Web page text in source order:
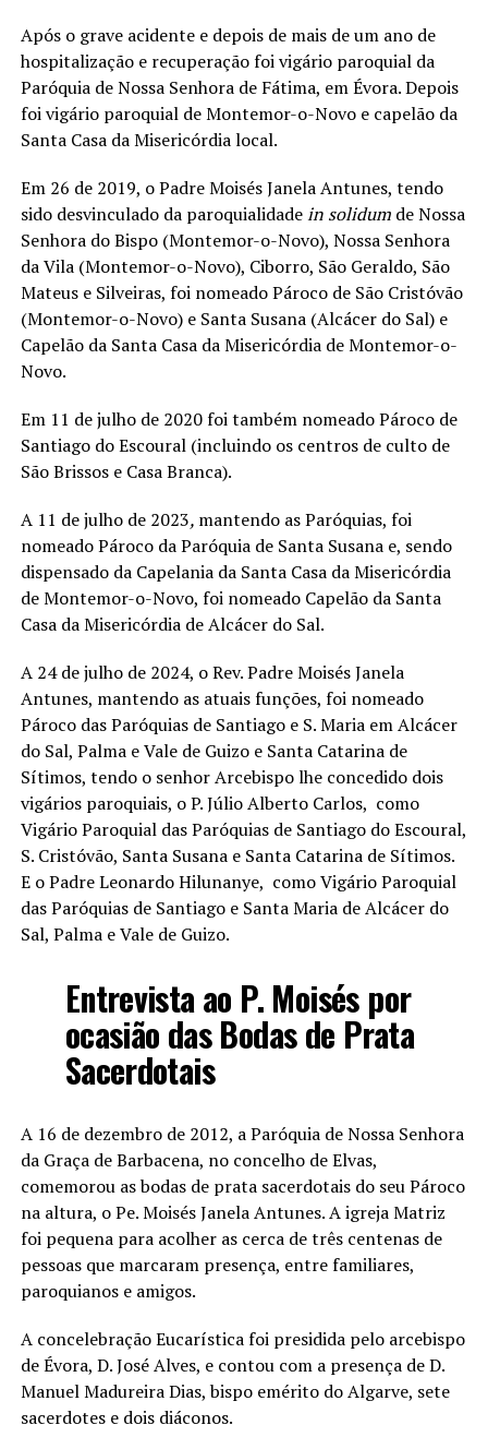
Após o grave acidente e depois de mais de um ano de
hospitalização e recuperação foi vigário paroquial da
Paróquia de Nossa Senhora de Fátima, em Évora. Depois
foi vigário paroquial de Montemor-o-Novo e capelão da
Santa Casa da Misericórdia local.
Em 26 de 2019, o Padre Moisés Janela Antunes, tendo
sido desvinculado da paroquialidadein solidumde Nossa
Senhora do Bispo (Montemor-o-Novo), Nossa Senhora
da Vila (Montemor-o-Novo), Ciborro, São Geraldo, São
Mateus e Silveiras, foi nomeado Pároco de São Cristóvão
(Montemor-o-Novo) e Santa Susana (Alcácer do Sal) e
Capelão da Santa Casa da Misericórdia de Montemor-o-
Novo.
Em 11 de julho de 2020 foi também nomeado Pároco de
Santiago do Escoural (incluindo os centros de culto de
São Brissos e Casa Branca).
A 11 de julho de 2023, mantendo as Paróquias, foi
nomeado Pároco da Paróquia de Santa Susana e, sendo
dispensado da Capelania da Santa Casa da Misericórdia
de Montemor-o-Novo, foi nomeado Capelão da Santa
Casa da Misericórdia de Alcácer do Sal.
A 24 de julho de 2024, o Rev. Padre Moisés Janela
Antunes, mantendo as atuais funções, foi nomeado
Pároco das Paróquias de Santiago e S. Maria em Alcácer
do Sal, Palma e Vale de Guizo e Santa Catarina de
Sítimos, tendo o senhor Arcebispo lhe concedido dois
vigários paroquiais, o P. Júlio Alberto Carlos, como
Vigário Paroquial das Paróquias de Santiago do Escoural,
S. Cristóvão, Santa Susana e Santa Catarina de Sítimos.
E o Padre Leonardo Hilunanye, como Vigário Paroquial
das Paróquias de Santiago e Santa Maria de Alcácer do
Sal, Palma e Vale de Guizo.
Entrevista ao P. Moisés por
ocasião das Bodas de Prata
Sacerdotais
A 16 de dezembro de 2012, a Paróquia de Nossa Senhora
da Graça de Barbacena, no concelho de Elvas,
comemorou as bodas de prata sacerdotais do seu Pároco
na altura, o Pe. Moisés Janela Antunes. A igreja Matriz
foi pequena para acolher as cerca de três centenas de
pessoas que marcaram presença, entre familiares,
paroquianos e amigos.
A concelebração Eucarística foi presidida pelo arcebispo
de Évora, D. José Alves, e contou com a presença de D.
Manuel Madureira Dias, bispo emérito do Algarve, sete
sacerdotes e dois diáconos.